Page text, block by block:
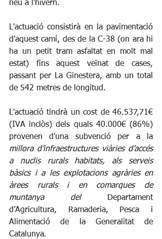
neu a l'hivern.
L'actuació consistirà en la pavimentació
d'aquest camí, des de la C-38 (on ara hi
ha un petit tram asfaltat en molt mal
estat) fins aquest veïnat de cases,
passant per La Ginestera, amb un total
de 542 metres de longitud.
L'actuació tindrà un cost de 46.537,71€
(IVA inclòs) dels quals 40.000€ (86%)
millora d’infraestructures viàries d’accés
a nuclis rurals habitats, als serveis
bàsics i a les explotacions agràries en
àrees rurals i en comarques de
muntanya del
Departament
d’Agricultura, Ramaderia, Pesca i
Alimentació de la Generalitat de
Catalunya.